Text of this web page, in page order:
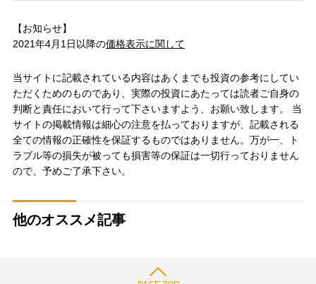
【お知らせ】
2021年4月1日以降の価格表示に関して
当サイトに記載されている内容はあくまでも投資の参考にしてい
ただくためのものであり、実際の投資にあたっては読者ご自身の
判断と責任において行って下さいますよう、お願い致します。 当
サイトの掲載情報は細心の注意を払っておりますが、記載される
全ての情報の正確性を保証するものではありません。万が一、ト
ラブル等の損失が被っても損害等の保証は一切行っておりません
ので、予めご了承下さい。
他のオススメ記事